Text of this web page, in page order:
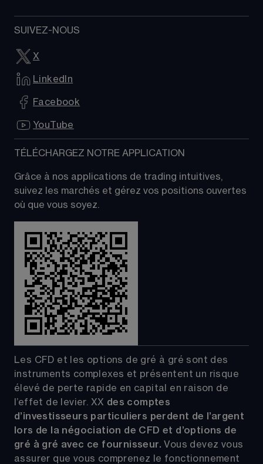
SUIVEZ-NOUS
X
LinkedIn
Facebook
YouTube
TÉLÉCHARGEZ NOTRE APPLICATION
Grâce à nos applications de trading intuitives,
suivez les marchés et gérez vos positions ouvertes
où que vous soyez.
Les CFD et les options de gré à gré sont des
instruments complexes et présentent un risque
élevé de perte rapide en capital en raison de
l’effet de levier. XX des comptes
d’investisseurs particuliers perdent de l’argent
lors de la négociation de CFD et d’options de
gré à gré avec ce fournisseur. Vous devez vous
assurer que vous comprenez le fonctionnement